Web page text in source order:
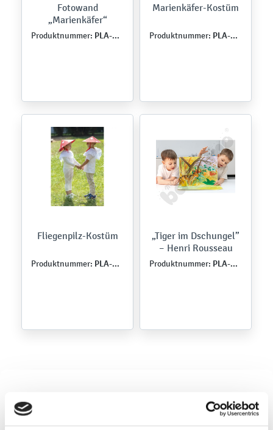
Fotowand
„Marienkäfer“
Produktnummer: PLA-ROK-0058
Marienkäfer-Kostüm
Produktnummer: PLA-ROK-0056
Fliegenpilz-Kostüm
Produktnummer: PLA-ROK-0055
„Tiger im Dschungel”
– Henri Rousseau
Produktnummer: PLA-ROK-0100